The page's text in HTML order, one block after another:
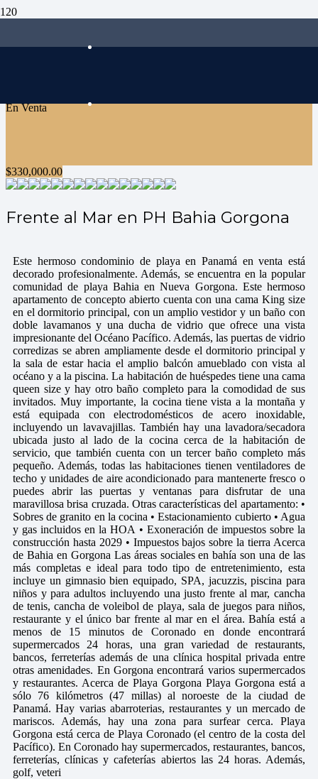
En Venta
$330,000.00
Frente al Mar en PH Bahia Gorgona
Este hermoso condominio de playa en Panamá en venta está
decorado profesionalmente. Además, se encuentra en la popular
comunidad de playa Bahia en Nueva Gorgona. Este hermoso
apartamento de concepto abierto cuenta con una cama King size
en el dormitorio principal, con un amplio vestidor y un baño con
doble lavamanos y una ducha de vidrio que ofrece una vista
impresionante del Océano Pacífico. Además, las puertas de vidrio
corredizas se abren ampliamente desde el dormitorio principal y
la sala de estar hacia el amplio balcón amueblado con vista al
océano y a la piscina. La habitación de huéspedes tiene una cama
queen size y hay otro baño completo para la comodidad de sus
invitados. Muy importante, la cocina tiene vista a la montaña y
está equipada con electrodomésticos de acero inoxidable,
incluyendo un lavavajillas. También hay una lavadora/secadora
ubicada justo al lado de la cocina cerca de la habitación de
servicio, que también cuenta con un tercer baño completo más
pequeño. Además, todas las habitaciones tienen ventiladores de
techo y unidades de aire acondicionado para mantenerte fresco o
puedes abrir las puertas y ventanas para disfrutar de una
maravillosa brisa cruzada. Otras características del apartamento: •
Sobres de granito en la cocina • Estacionamiento cubierto • Agua
y gas incluidos en la HOA • Exoneración de impuestos sobre la
construcción hasta 2029 • Impuestos bajos sobre la tierra Acerca
de Bahia en Gorgona Las áreas sociales en bahía son una de las
más completas e ideal para todo tipo de entretenimiento, esta
incluye un gimnasio bien equipado, SPA, jacuzzis, piscina para
niños y para adultos incluyendo una justo frente al mar, cancha
de tenis, cancha de voleibol de playa, sala de juegos para niños,
restaurante y el único bar frente al mar en el área. Bahía está a
menos de 15 minutos de Coronado en donde encontrará
supermercados 24 horas, una gran variedad de restaurants,
bancos, ferreterías además de una clínica hospital privada entre
otras amenidades. En Gorgona encontrará varios supermercados
y restaurantes. Acerca de Playa Gorgona Playa Gorgona está a
sólo 76 kilómetros (47 millas) al noroeste de la ciudad de
Panamá. Hay varias abarroterias, restaurantes y un mercado de
mariscos. Además, hay una zona para surfear cerca. Playa
Gorgona está cerca de Playa Coronado (el centro de la costa del
Pacífico). En Coronado hay supermercados, restaurantes, bancos,
ferreterías, clínicas y cafeterías abiertos las 24 horas. Además,
golf, veteri